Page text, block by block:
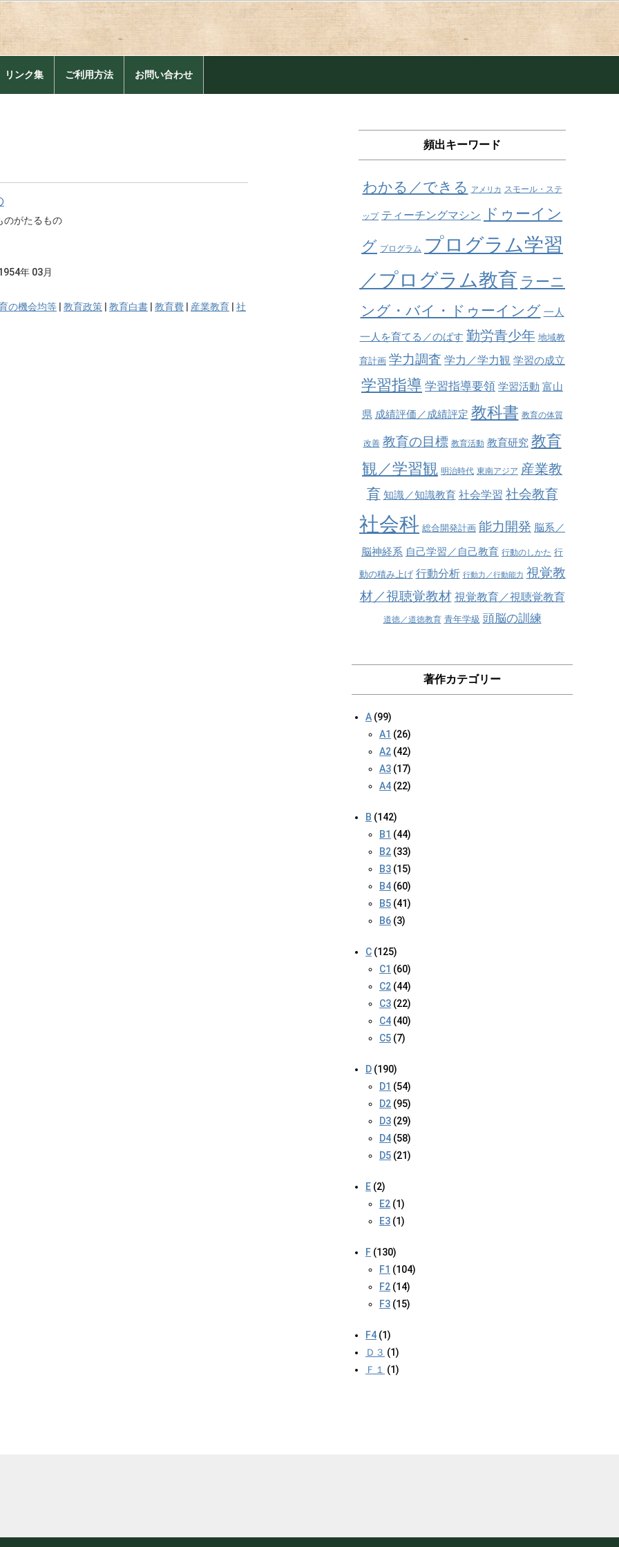
リンク集 ご利用方法 お問い合わせ
のがたるもの
年 03月
の機会均等 教育政策 教育白書 教育費 産業教育
社
頻出キーワード
わかる／できる アメリカ スモール・ステ
ップ ティーチングマシン
ドゥーイン
グ プログラム プログラム学習
／プログラム教育 ラーニ
ング・バイ・ドゥーイング 一人
一人を育てる／のばす 勤労青少年 地域教
育計画 学力調査 学力／学力観 学習の成立
学習指導 学習指導要領 学習活動 富山
県 成績評価／成績評定 教科書 教育の体質
改善 教育の目標 教育活動 教育研究 教育
観／学習観 明治時代 東南アジア 産業教
育 知識／知識教育 社会学習 社会教育
社会科 総合開発計画 能力開発 脳系／
脳神経系 自己学習／自己教育 行動のしかた 行
動の積み上げ 行動分析 行動力／行動能力 視覚教
材／視聴覚教材 視覚教育／視聴覚教育
道徳／道徳教育 青年学級 頭脳の訓練
著作カテゴリー
A (99)
A1 (26)
A2 (42)
A3 (17)
A4 (22)
B (142)
B1 (44)
B2 (33)
B3 (15)
B4 (60)
B5 (41)
B6 (3)
C (125)
C1 (60)
C2 (44)
C3 (22)
C4 (40)
C5 (7)
D (190)
D1 (54)
D2 (95)
D3 (29)
D4 (58)
D5 (21)
E (2)
E2 (1)
E3 (1)
F (130)
F1 (104)
F2 (14)
F3 (15)
F4 (1)
Ｄ３ (1)
Ｆ１
(1)